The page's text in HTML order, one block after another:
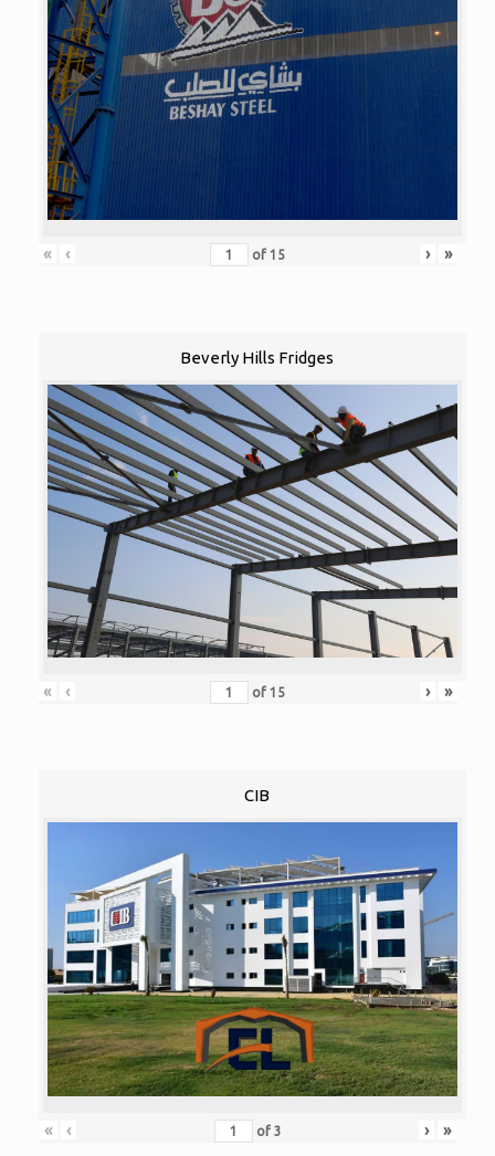
« ‹ of 15 › »
Beverly Hills Fridges
« ‹ of 15 › »
CIB
« ‹ of 3 › »